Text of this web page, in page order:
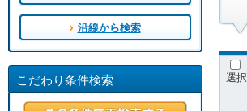
選択
沿線から検索
こだわり条件検索